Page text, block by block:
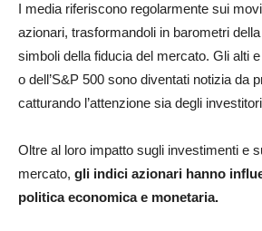
I media riferiscono regolarmente sui
azionari, trasformandoli in barometri
simboli della fiducia del mercato. Gli alti
o dell’S&P 500 sono diventati notizia da
catturando l’attenzione sia degli
Oltre al loro impatto sugli investimenti e
mercato, gli indici azionari hanno
politica economica e monetaria.